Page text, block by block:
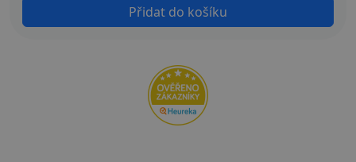
Přidat do košíku